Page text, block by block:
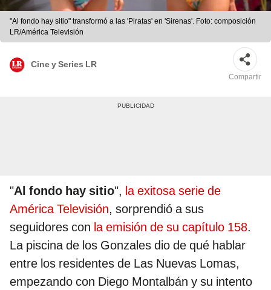
"Al fondo hay sitio" transformó a las 'Piratas' en 'Sirenas'. Foto: composición
LR/América Televisión
Cine y Series LR
Compartir
"Al fondo hay sitio", la exitosa serie de
América Televisión, sorprendió a sus
seguidores con la emisión de su capítulo 158.
La piscina de los Gonzales dio de qué hablar
entre los residentes de Las Nuevas Lomas,
empezando con Diego Montalbán y su intento